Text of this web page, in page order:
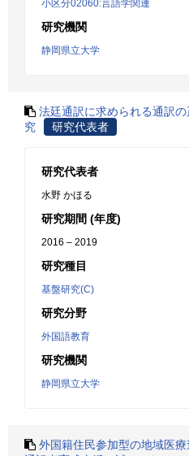
小区分02060:言語学関連
研究機関
静岡県立大学
法廷通訳に求められる通訳
究
研究代表者
研究代表者
水野 かほる
研究期間 (年度)
2016 – 2019
研究種目
基盤研究(C)
研究分野
外国語教育
研究機関
静岡県立大学
外国籍住民参加型の地域医